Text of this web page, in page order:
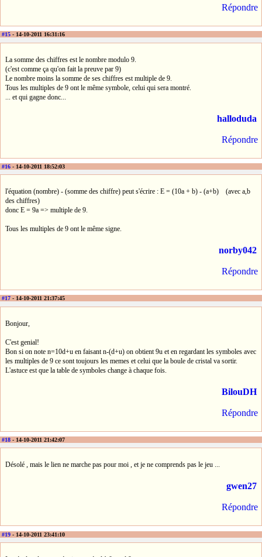
Répondre
#15 - 14-10-2011 16:31:16
La somme des chiffres est le nombre modulo 9.
(c'est comme ça qu'on fait la preuve par 9)
Le nombre moins la somme de ses chiffres est multiple de 9.
Tous les multiples de 9 ont le même symbole, celui qui sera montré.
... et qui gagne donc...
halloduda
Répondre
#16 - 14-10-2011 18:52:03
l'équation (nombre) - (somme des chiffre) peut s'écrire : E = (10a + b) - (a+b) (avec a,b
des chiffres)
donc E = 9a => multiple de 9.
Tous les multiples de 9 ont le même signe.
norby042
Répondre
#17 - 14-10-2011 21:37:45
Bonjour,
C'est genial!
Bon si on note n=10d+u en faisant n-(d+u) on obtient 9u et en regardant les symboles avec
les multiples de 9 ce sont toujours les memes et celui que la boule de cristal va sortir.
L'astuce est que la table de symboles change à chaque fois.
BilouDH
Répondre
#18 - 14-10-2011 21:42:07
Désolé , mais le lien ne marche pas pour moi , et je ne comprends pas le jeu ...
gwen27
Répondre
#19 - 14-10-2011 23:41:10